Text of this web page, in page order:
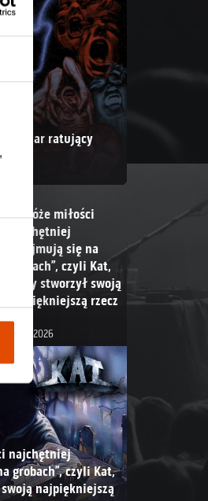
Ciężar ratujący
„…Róże miłości
najchętniej
przyjmują się na
grobach”, czyli Kat,
który stworzył swoją
najpiękniejszą rzecz
28.07.2026
najchętniej
grobach”, czyli Kat,
najpiękniejszą